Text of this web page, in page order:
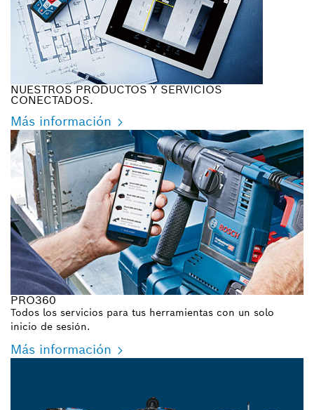
NUESTROS PRODUCTOS Y SERVICIOS
CONECTADOS.
Más información
PRO360
Todos los servicios para tus herramientas con un solo
inicio de sesión.
Más información